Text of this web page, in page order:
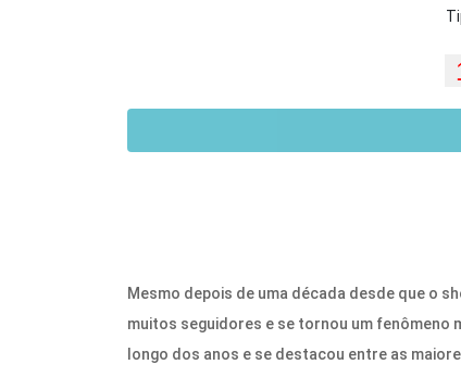
Mesmo depois de uma década desde que o
muitos seguidores e se tornou um fenômeno
longo dos anos e se destacou entre as